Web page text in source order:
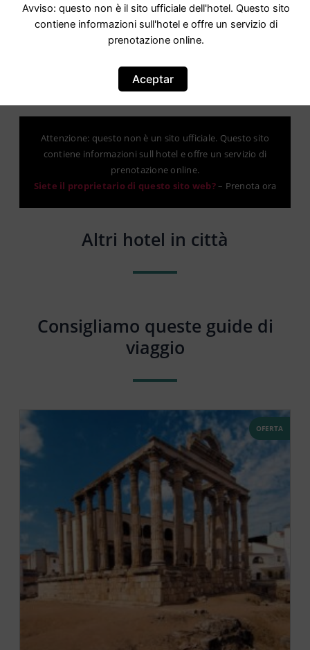
Attenzione: questo non è un sito ufficiale. Questo sito
contiene informazioni sull hotel e offre un servizio di
prenotazione online.
Siete il proprietario di questo sito web?– Prenota ora
Altri hotel in città
Consigliamo queste guide di
viaggio
OFERTA
Avviso: questo non è il sito ufficiale dell'hotel. Questo sito
contiene informazioni sull'hotel e offre un servizio di
prenotazione online.
Aceptar